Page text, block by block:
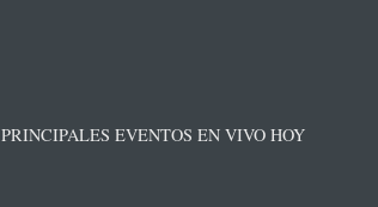
PRINCIPALES EVENTOS EN VIVO HOY